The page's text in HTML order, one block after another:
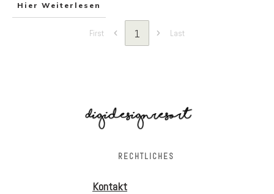
Hier Weiterlesen
First 1 Last
RECHTLICHES
Kontakt